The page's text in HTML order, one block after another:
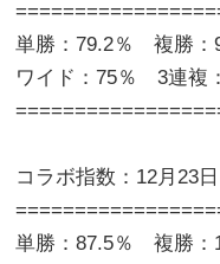
単勝：79.2％ 複勝
ワイド：75％ 3連
コラボ指数：12月23
単勝：87.5％ 複勝